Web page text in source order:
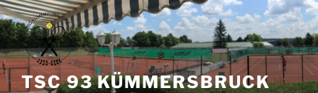
Zum
Inhalt
springen
TSC 93 KÜMMERSBRUCK